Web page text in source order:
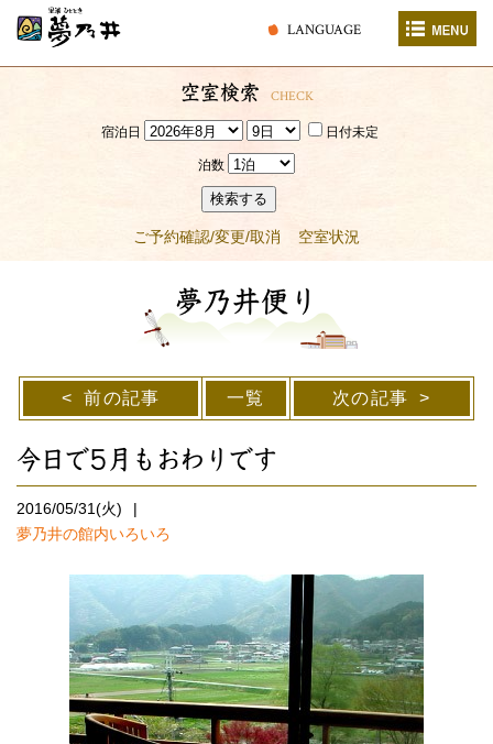
LANGUAGE
空室検索 CHECK
宿泊日 日付未定
泊数
検索する
ご予約確認/変更/取消 空室状況
夢乃井便り
前の記事 一覧 次の記事
今日で5月もおわりです
2016/05/31(火)
夢乃井の館内いろいろ